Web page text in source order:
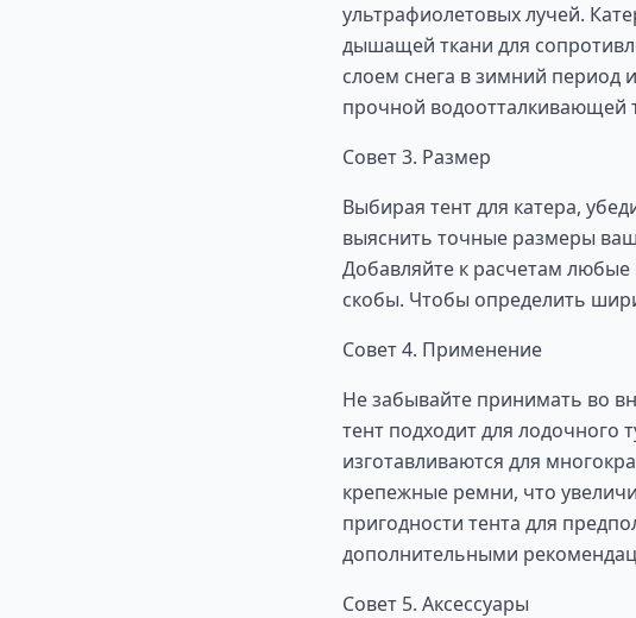
ультрафиолетовых лучей.
дышащей ткани для
слоем снега в зимний период
прочной водоотталкивающей
Совет 3. Размер
Выбирая тент для катера,
выяснить точные размеры
Добавляйте к расчетам
скобы. Чтобы определить
Совет 4. Применение
Не забывайте принимать во
тент подходит для лодочного
изготавливаются для
крепежные ремни, что
пригодности тента для
дополнительными
Совет 5. Аксессуары